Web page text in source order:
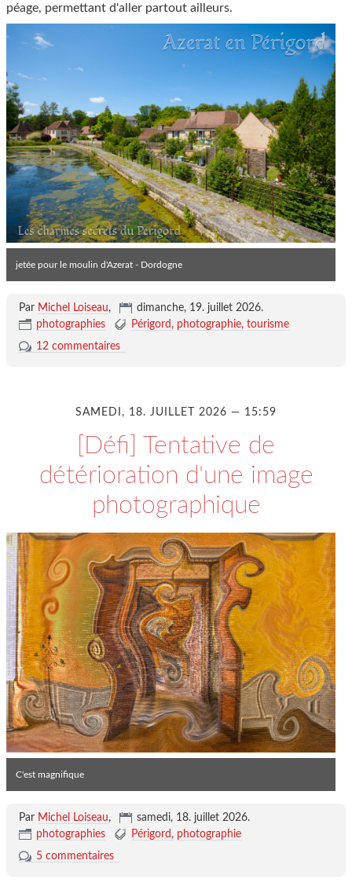
péage, permettant d'aller partout ailleurs.
jetée pour le moulin d'Azerat - Dordogne
Par Michel Loiseau, dimanche, 19. juillet 2026.
photographies
Périgord photographie tourisme
12 commentaires
SAMEDI, 18. JUILLET 2026 — 15:59
[Défi] Tentative de
détérioration d'une image
photographique
C'est magnifique
Par Michel Loiseau, samedi, 18. juillet 2026.
photographies
Périgord
photographie
5 commentaires